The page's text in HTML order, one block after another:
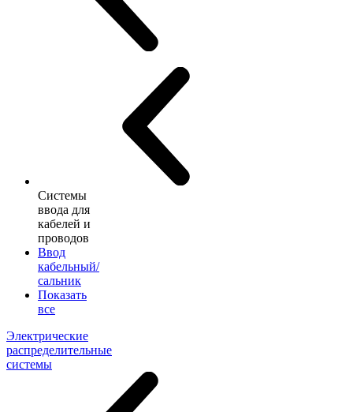
Системы
ввода для
кабелей и
проводов
Ввод
кабельный/
сальник
Показать
все
Электрические
распределительные
системы